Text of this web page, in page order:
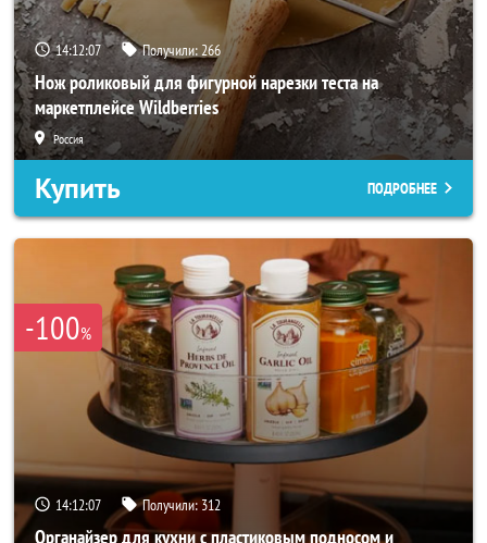
14:12:05 Получили:266
Нож роликовый для фигурной нарезки теста на
маркетплейсе Wildberries
Россия
Купить ПОДРОБНЕЕ
-100%
14:12:05 Получили:312
Органайзер для кухни с пластиковым подносом и